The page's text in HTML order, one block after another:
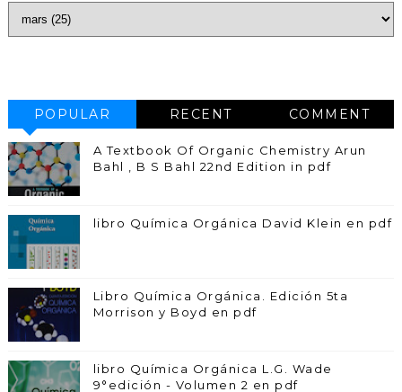
POPULAR RECENT COMMENT
A Textbook Of Organic Chemistry Arun
Bahl , B S Bahl 22nd Edition in pdf
libro Química Orgánica David Klein en pdf
Libro Química Orgánica. Edición 5ta
Morrison y Boyd en pdf
libro Química Orgánica L.G. Wade
9°edición - Volumen 2 en pdf